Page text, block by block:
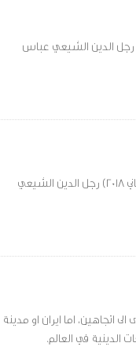
البحرينية (الثلاثاء 11 يونيو/حزيران 2019) مع رجل الدين الشيعي عباس
اعتقلت السلطات الأمنية البحرينية (الجمعة 30 نوفمبر/تشرين الثاني 2018) رجل الدين الشيعي
اتجاهين، اما ايران او مدينة
الدينية في العالم.